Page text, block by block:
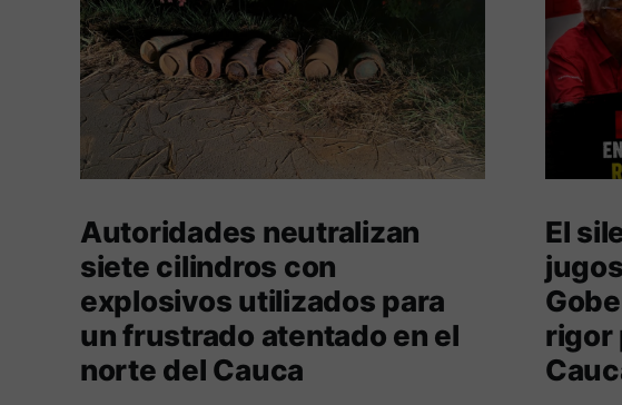
Autoridades neutralizan
siete cilindros con
explosivos utilizados para
un frustrado atentado en el
norte del Cauca
El
rigor